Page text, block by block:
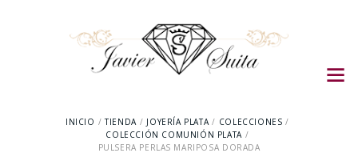
INICIO TIENDA JOYERÍA PLATA
COLECCIONES
COLECCIÓN COMUNIÓN PLATA
PULSERA PERLAS MARIPOSA DORADA